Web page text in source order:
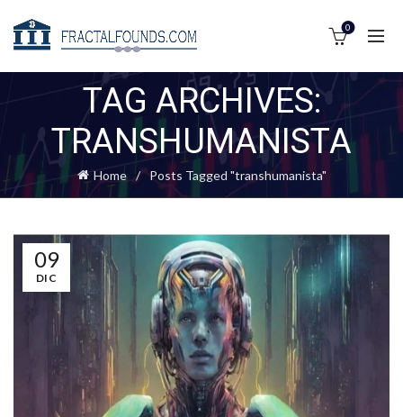
0
TAG ARCHIVES:
TRANSHUMANISTA
Home Posts Tagged "transhumanista"
09
DIC